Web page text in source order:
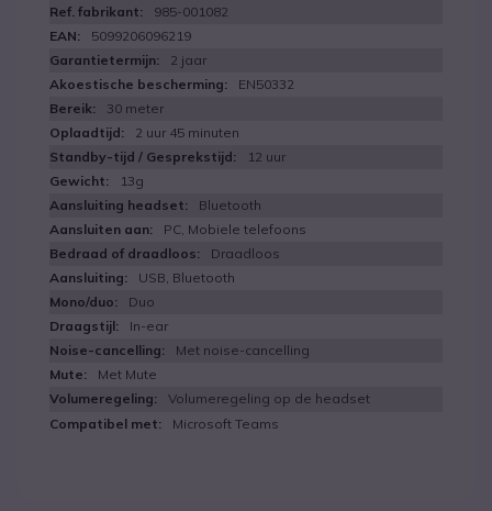
985-001082
5099206096219
2 jaar
EN50332
30 meter
2 uur 45 minuten
12 uur
13g
Bluetooth
PC, Mobiele telefoons
Draadloos
USB, Bluetooth
Duo
In-ear
Met noise-cancelling
Met Mute
Volumeregeling op de headset
Microsoft Teams